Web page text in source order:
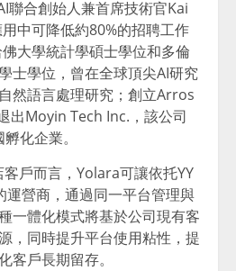
聯合創始人兼首席技術官Kai
中可降低約80%的招聘工作
大學統計學碩士學位和多倫
士學位，曾在全球頂尖AI研究
然語言處理研究；創立Arros
出Moyin Tech Inc.，該公司
化企業。
戶而言，Yolara可讓依托YY
運營商，通過同一平台管理與
一體化模式將基於公司現有客
，同時提升平台使用粘性，提
客戶長期留存。